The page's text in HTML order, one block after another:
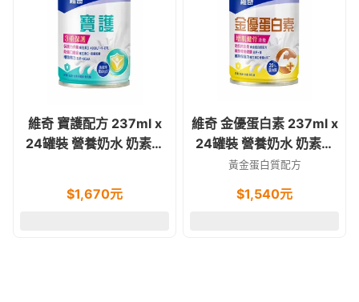
維奇 寶護配方 237ml x
24罐裝 營養奶水 奶素食
$1,670元
維奇 金優蛋白素 237ml x
24罐裝 營養奶水 奶素食
可
黃金蛋白質配方
$1,540元